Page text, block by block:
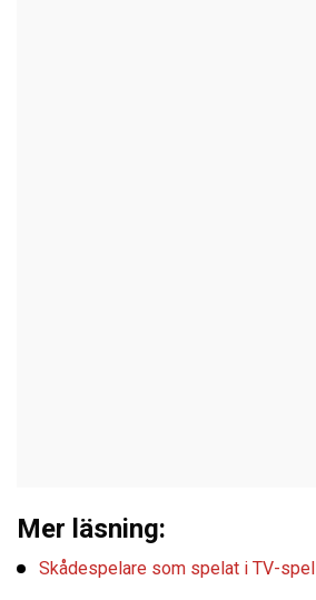
Mer läsning:
Skådespelare som spelat i TV-spel